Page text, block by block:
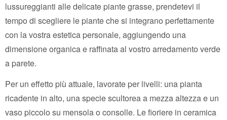
lussureggianti alle delicate piante grasse, prendetevi il
tempo di scegliere le piante che si integrano perfettamente
con la vostra estetica personale, aggiungendo una
dimensione organica e raffinata al vostro arredamento verde
a parete.
Per un effetto più attuale, lavorate per livelli: una pianta
ricadente in alto, una specie scultorea a mezza altezza e un
vaso piccolo su mensola o consolle. Le fioriere in ceramica